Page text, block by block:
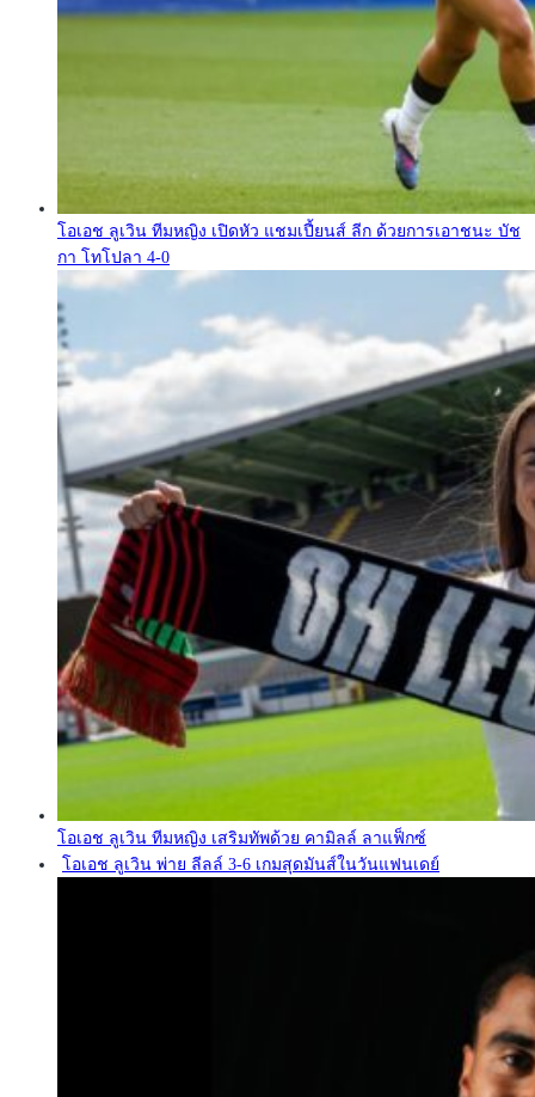
โอเอช ลูเวิน ทีมหญิง เปิดหัว แชมเปี้ยนส์ ลีก ด้วยการเอาชนะ บัช
กา โทโปลา 4-0
โอเอช ลูเวิน ทีมหญิง เสริมทัพด้วย คามิลล์ ลาแฟ็กซ์
โอเอช ลูเวิน พ่าย ลีลล์ 3-6 เกมสุดมันส์ในวันแฟนเดย์